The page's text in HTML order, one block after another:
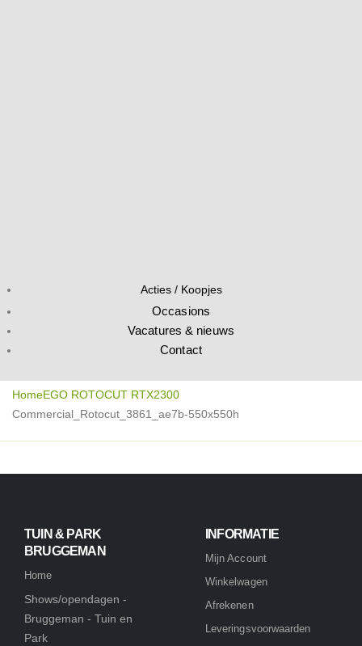
Acties / Koopjes
Occasions
Vacatures & nieuws
Contact
HomeEGO ROTOCUT RTX2300
Commercial_Rotocut_3861_ae7b-550x550h
TUIN & PARK
BRUGGEMAN
Home
Shows/opendagen -
Bruggeman - Tuin en
Park
INFORMATIE
Mijn Account
Winkelwagen
Afrekenen
Leveringsvoorwaarden